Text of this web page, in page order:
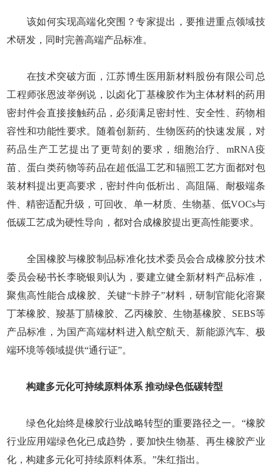
该如何实现高端化突围？专家提出，要推进重点领域技
术研发，同时完善高端产品标准。
在技术突破方面，江苏博生医用新材料股份有限公司总
工程师张恩波举例说，以卤化丁基橡胶作为主体材料的药用
密封件会直接接触药品，必须满足密封性、安全性、药物相
容性和功能性要求。随着创新药、生物医药的快速发展，对
药品生产工艺提出了更苛刻的要求，细胞治疗、mRNA疫
苗、蛋白类药物等药品在超低温工艺和辐照工艺方面都对包
装材料提出更高要求，密封件向低析出、高阻隔、耐极端条
件、精密适配升级，可回收、单一材质、生物基、低VOCs与
低碳工艺成为硬性导向，都对合成橡胶提出更高性能要求。
全国橡胶与橡胶制品标准化技术委员会合成橡胶分技术
委员会秘书长李晓银则认为，要建立健全新材料产品标准，
聚焦高性能合成橡胶、关键“卡脖子”材料，研制官能化溶聚
丁苯橡胶、羧基丁腈橡胶、乙丙橡胶、生物基橡胶、SEBS等
产品标准，为国产高端材料进入航空航天、新能源汽车、极
端环境等领域提供“通行证”。
构建多元化可持续原料体系 推动绿色低碳转型
绿色化始终是橡胶行业战略转型的重要路径之一。“橡胶
行业应用端绿色化已成趋势，要加快生物基、再生橡胶产业
化，构建多元化可持续原料体系。”朱红指出。